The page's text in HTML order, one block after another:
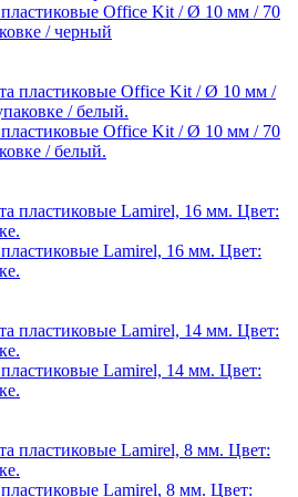
Office Kit / Ø 10 мм / 70
/ черный
Office Kit / Ø 10 мм / 70
/ белый.
Lamirel, 16 мм. Цвет:
Lamirel, 14 мм. Цвет:
Lamirel, 8 мм. Цвет: